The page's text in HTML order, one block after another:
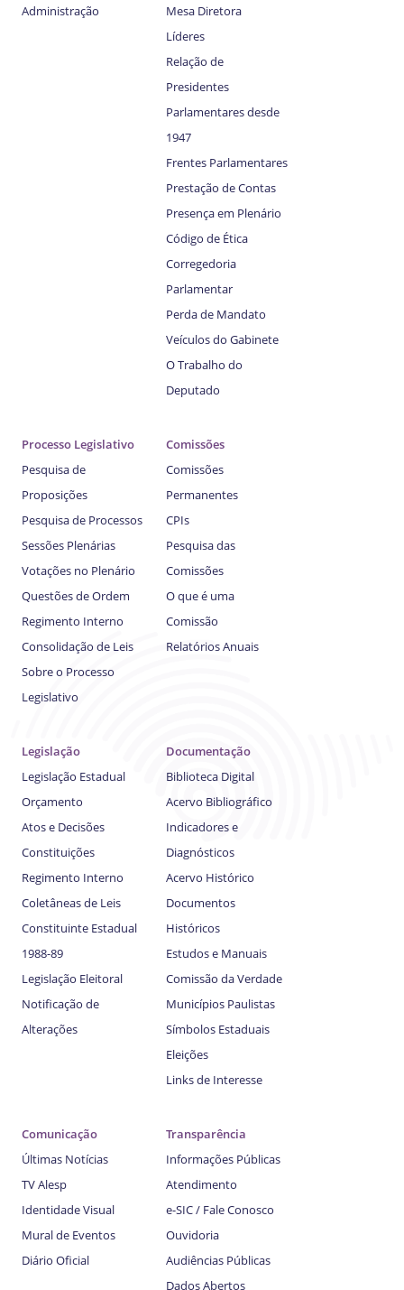
Administração
Mesa Diretora
Líderes
Relação de
Presidentes
Parlamentares desde
1947
Frentes Parlamentares
Prestação de Contas
Presença em Plenário
Código de Ética
Corregedoria
Parlamentar
Perda de Mandato
Veículos do Gabinete
O Trabalho do
Deputado
Processo Legislativo
Pesquisa de
Proposições
Pesquisa de Processos
Sessões Plenárias
Votações no Plenário
Questões de Ordem
Regimento Interno
Consolidação de Leis
Sobre o Processo
Legislativo
Comissões
Comissões
Permanentes
CPIs
Pesquisa das
Comissões
O que é uma
Comissão
Relatórios Anuais
Legislação
Legislação Estadual
Orçamento
Atos e Decisões
Constituições
Regimento Interno
Coletâneas de Leis
Constituinte Estadual
1988-89
Legislação Eleitoral
Notificação de
Alterações
Documentação
Biblioteca Digital
Acervo Bibliográfico
Indicadores e
Diagnósticos
Acervo Histórico
Documentos
Históricos
Estudos e Manuais
Comissão da Verdade
Municípios Paulistas
Símbolos Estaduais
Eleições
Links de Interesse
Comunicação
Últimas Notícias
TV Alesp
Identidade Visual
Mural de Eventos
Diário Oficial
Transparência
Informações Públicas
Atendimento
e-SIC / Fale Conosco
Ouvidoria
Audiências Públicas
Dados Abertos